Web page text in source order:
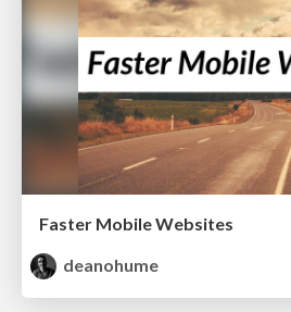
Faster Mobile Websites
deanohume